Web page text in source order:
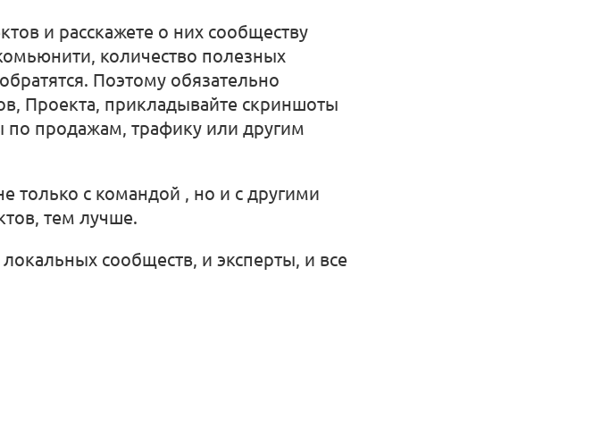
и расскажете о них сообществу
количество полезных
Поэтому обязательно
Проекта, прикладывайте скриншоты
по продажам, трафику или другим
только с командой , но и с другими
тем лучше.
сообществ, и эксперты, и все